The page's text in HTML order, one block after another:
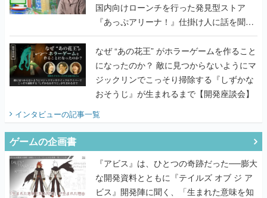
国内向けローンチを行った発見型ストア
『あっぷアリーナ！』仕掛け人に話を聞い
てみた
なぜ “あの花王” がホラーゲームを作ること
になったのか？ 敵に見つからないようにマ
ジックリンでこっそり掃除する『しずかな
おそうじ』が生まれるまで【開発座談会】
インタビューの記事一覧
ゲームの企画書
『アビス』は、ひとつの奇跡だった──膨大
な開発資料とともに『テイルズ オブ ジ ア
ビス』開発陣に聞く、「生まれた意味を知